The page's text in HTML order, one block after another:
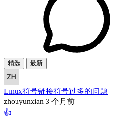
精选 最新
Linux符号链接符号过多的问题
zhouyunxian 3 个月前
👍